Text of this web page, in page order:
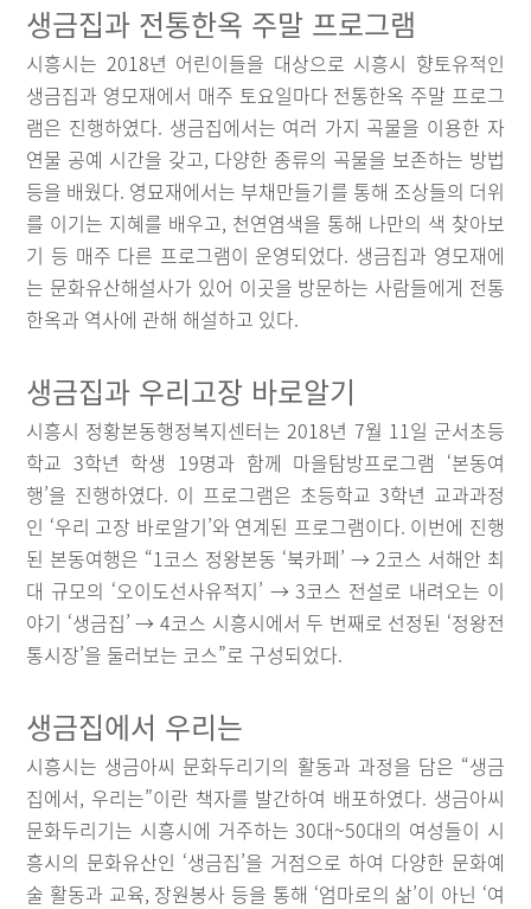
생금집과 전통한옥 주말 프로그램
시흥시는 2018년 어린이들을 대상으로 시흥시 향토유적인
생금집과 영모재에서 매주 토요일마다 전통한옥 주말 프로그
램은 진행하였다. 생금집에서는 여러 가지 곡물을 이용한 자
연물 공예 시간을 갖고, 다양한 종류의 곡물을 보존하는 방법
등을 배웠다. 영묘재에서는 부채만들기를 통해 조상들의 더위
를 이기는 지혜를 배우고, 천연염색을 통해 나만의 색 찾아보
기 등 매주 다른 프로그램이 운영되었다. 생금집과 영모재에
는 문화유산해설사가 있어 이곳을 방문하는 사람들에게 전통
한옥과 역사에 관해 해설하고 있다.
생금집과 우리고장 바로알기
시흥시 정황본동행정복지센터는 2018년 7월 11일 군서초등
학교 3학년 학생 19명과 함께 마을탐방프로그램 ‘본동여
행’을 진행하였다. 이 프로그램은 초등학교 3학년 교과과정
인 ‘우리 고장 바로알기’와 연계된 프로그램이다. 이번에 진행
된 본동여행은 “1코스 정왕본동 ‘북카페’ → 2코스 서해안 최
대 규모의 ‘오이도선사유적지’ → 3코스 전설로 내려오는 이
야기 ‘생금집’ → 4코스 시흥시에서 두 번째로 선정된 ‘정왕전
통시장’을 둘러보는 코스”로 구성되었다.
생금집에서 우리는
시흥시는 생금아씨 문화두리기의 활동과 과정을 담은 “생금
집에서, 우리는”이란 책자를 발간하여 배포하였다. 생금아씨
문화두리기는 시흥시에 거주하는 30대~50대의 여성들이 시
흥시의 문화유산인 ‘생금집’을 거점으로 하여 다양한 문화예
술 활동과 교육, 장원봉사 등을 통해 ‘엄마로의 삶’이 아닌 ‘여